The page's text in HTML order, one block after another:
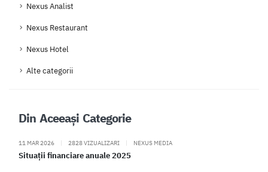
Nexus Analist
Nexus Restaurant
Nexus Hotel
Alte categorii
Din Aceeași Categorie
11 MAR 2026 | 2828 VIZUALIZARI | NEXUS MEDIA
Situații financiare anuale 2025